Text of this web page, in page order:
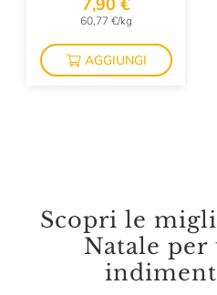
Wild Salmon
Épiù
7,90 €
60,77 €/kg
AGGIUNGI
Scopri le
Natale